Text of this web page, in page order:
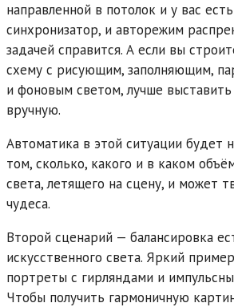
направленной в потолок и у вас
синхронизатор, и авторежим
задачей справится. А если вы
схему с рисующим, заполняющим,
и фоновым светом, лучше
вручную.
Автоматика в этой ситуации будет
том, сколько, какого и в каком
света, летящего на сцену, и может
чудеса.
Второй сценарий — балансировка
искусственного света. Яркий
портреты с гирляндами и
Чтобы получить гармоничную